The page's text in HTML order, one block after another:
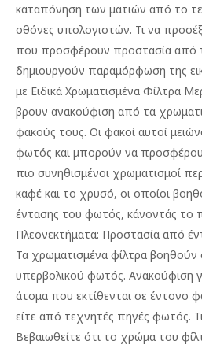
καταπόνηση των ματιών από το
οθόνες υπολογιστών. Τι να
που προσφέρουν προστασία από
δημιουργούν παραμόρφωση της
με Ειδικά Χρωματισμένα Φίλτρα
βρουν ανακούφιση από τα
φακούς τους. Οι φακοί αυτοί
φωτός και μπορούν να
πιο συνηθισμένοι χρωματισμοί
καφέ και το χρυσό, οι οποίοι
έντασης του φωτός, κάνοντάς το
Πλεονεκτήματα: Προστασία από
Τα χρωματισμένα φίλτρα
υπερβολικού φωτός. Ανακούφιση
άτομα που εκτίθενται σε έντονο
είτε από τεχνητές πηγές φωτός.
Βεβαιωθείτε ότι το χρώμα του